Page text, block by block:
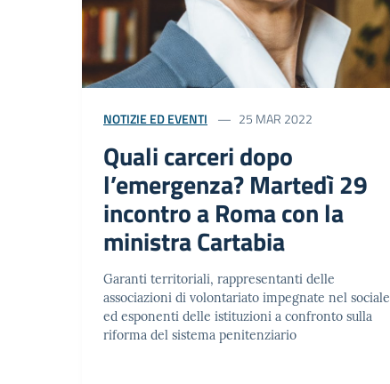
NOTIZIE ED EVENTI 25 MAR 2022
Quali carceri dopo
l’emergenza? Martedì 29
incontro a Roma con la
ministra Cartabia
Garanti territoriali, rappresentanti delle
associazioni di volontariato impegnate nel sociale
ed esponenti delle istituzioni a confronto sulla
riforma del sistema penitenziario